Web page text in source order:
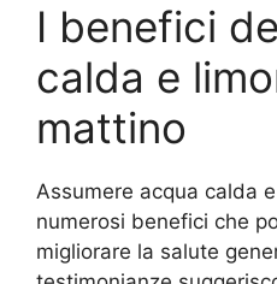
I benefici
calda e
mattino
Assumere acqua calda
numerosi benefici che
migliorare la salute